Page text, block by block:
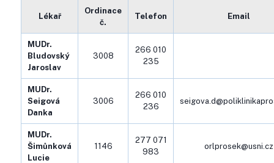
Lékař
Ordinace
č.
Telefon Email
MUDr.
Bludovský
Jaroslav
3008
266 010
235
MUDr.
Seigová
Danka
3006
266 010
236
MUDr.
Šimůnková
Lucie
1146
277 071
983
orlprosek@usni.cz